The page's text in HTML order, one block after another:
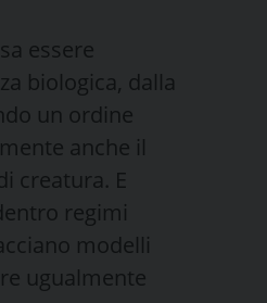
essere
biologica, dalla
un ordine
anche il
creatura. E
regimi
modelli
ugualmente